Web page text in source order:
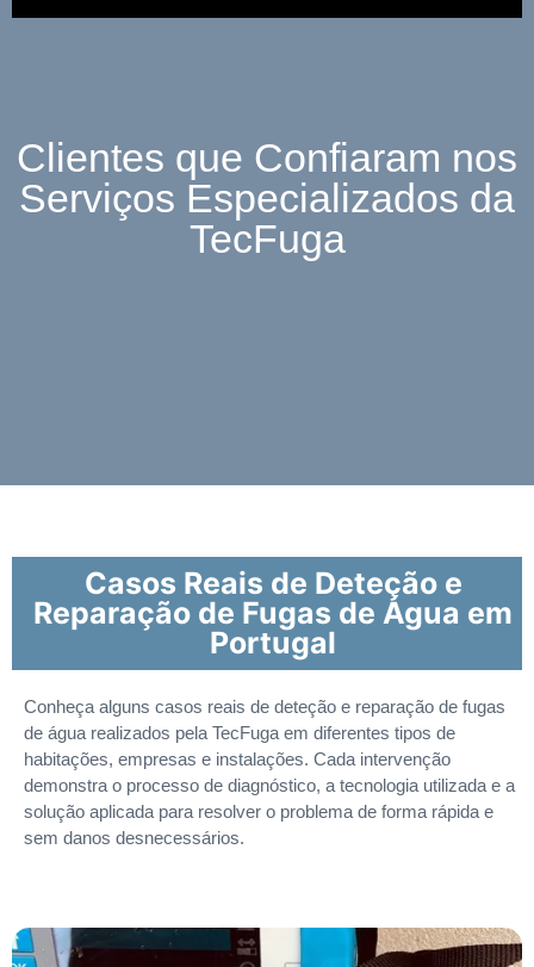
Clientes que Confiaram nos
Serviços Especializados da
TecFuga
Casos Reais de Deteção e
Reparação de Fugas de Água em
Portugal
Conheça alguns casos reais de deteção e reparação de fugas
de água realizados pela TecFuga em diferentes tipos de
habitações, empresas e instalações. Cada intervenção
demonstra o processo de diagnóstico, a tecnologia utilizada e a
solução aplicada para resolver o problema de forma rápida e
sem danos desnecessários.